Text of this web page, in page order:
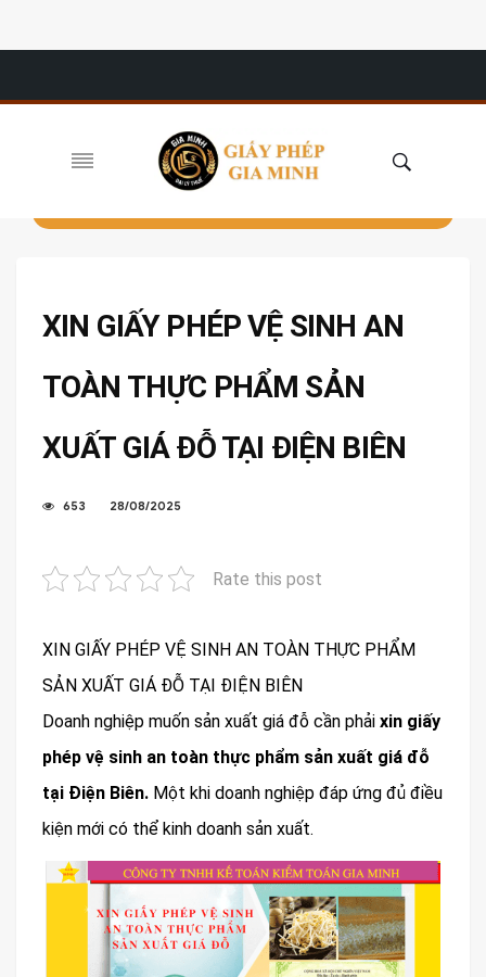
XIN GIẤY PHÉP VỆ SINH AN
TOÀN THỰC PHẨM SẢN
XUẤT GIÁ ĐỖ TẠI ĐIỆN BIÊN
653 28/08/2025
Rate this post
XIN GIẤY PHÉP VỆ SINH AN TOÀN THỰC PHẨM
SẢN XUẤT GIÁ ĐỖ TẠI ĐIỆN BIÊN
Doanh nghiệp muốn sản xuất giá đỗ cần phải xin giấy
phép vệ sinh an toàn thực phẩm sản xuất giá đỗ
tại Điện Biên. Một khi doanh nghiệp đáp ứng đủ điều
kiện mới có thể kinh doanh sản xuất.